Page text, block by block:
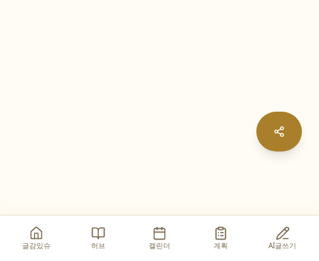
글감있슈 허브 캘린더 계획 AI글쓰기